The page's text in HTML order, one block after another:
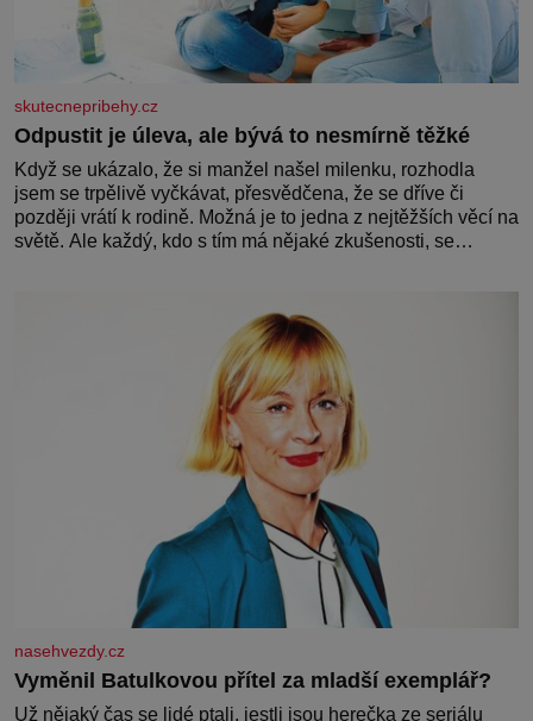
skutecnepribehy.cz
Odpustit je úleva, ale bývá to nesmírně těžké
Když se ukázalo, že si manžel našel milenku, rozhodla
jsem se trpělivě vyčkávat, přesvědčena, že se dříve či
později vrátí k rodině. Možná je to jedna z nejtěžších věcí na
světě. Ale každý, kdo s tím má nějaké zkušenosti, se
nasehvezdy.cz
Vyměnil Batulkovou přítel za mladší exemplář?
Už nějaký čas se lidé ptali, jestli jsou herečka ze seriálu